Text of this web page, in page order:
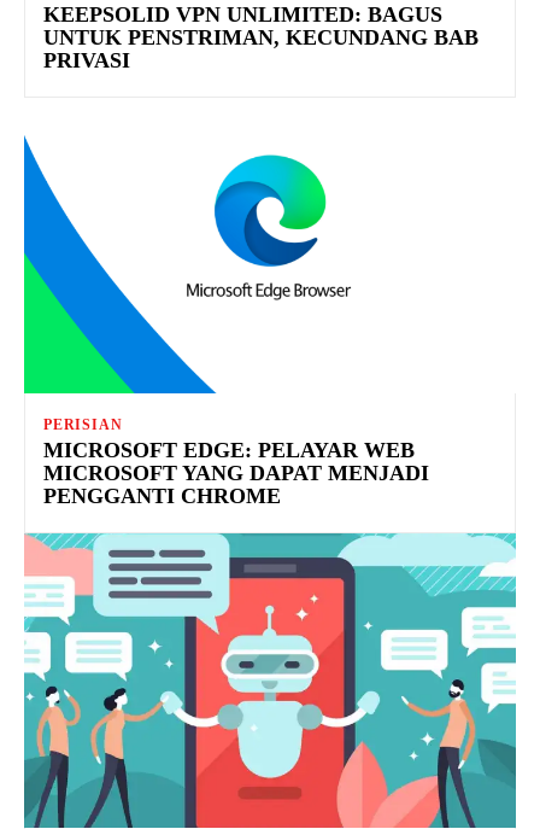
KEEPSOLID VPN UNLIMITED: BAGUS
UNTUK PENSTRIMAN, KECUNDANG BAB
PRIVASI
PERISIAN
MICROSOFT EDGE: PELAYAR WEB
MICROSOFT YANG DAPAT MENJADI
PENGGANTI CHROME